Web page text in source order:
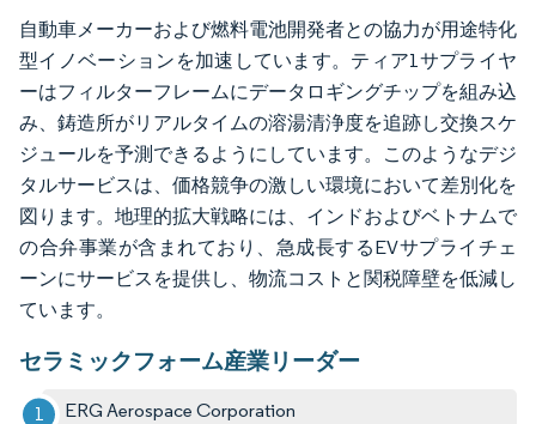
自動車メーカーおよび燃料電池開発者との協力が用途特化
型イノベーションを加速しています。ティア1サプライヤ
ーはフィルターフレームにデータロギングチップを組み込
み、鋳造所がリアルタイムの溶湯清浄度を追跡し交換スケ
ジュールを予測できるようにしています。このようなデジ
タルサービスは、価格競争の激しい環境において差別化を
図ります。地理的拡大戦略には、インドおよびベトナムで
の合弁事業が含まれており、急成長するEVサプライチェ
ーンにサービスを提供し、物流コストと関税障壁を低減し
ています。
セラミックフォーム産業リーダー
ERG Aerospace Corporation